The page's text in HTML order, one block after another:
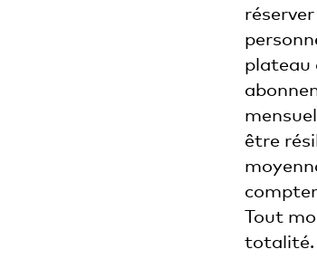
plateau
être
Tout
totalité.